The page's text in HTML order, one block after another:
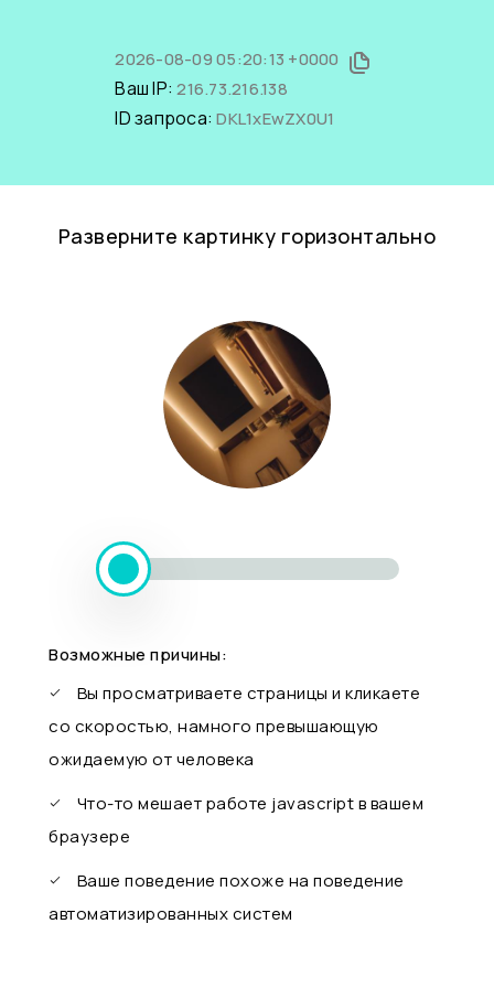
2026-08-09 05:20:13 +0000
Ваш IP:216.73.216.138
ID запроса:DKL1xEwZX0U1
Разверните картинку горизонтально
Возможные причины:
Вы просматриваете страницы и кликаете
со скоростью, намного превышающую
ожидаемую от человека
Что-то мешает работе javascript в вашем
браузере
Ваше поведение похоже на поведение
автоматизированных систем